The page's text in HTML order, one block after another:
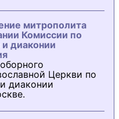
митрополита
Комиссии по
диаконии
Церкви по
диаконии